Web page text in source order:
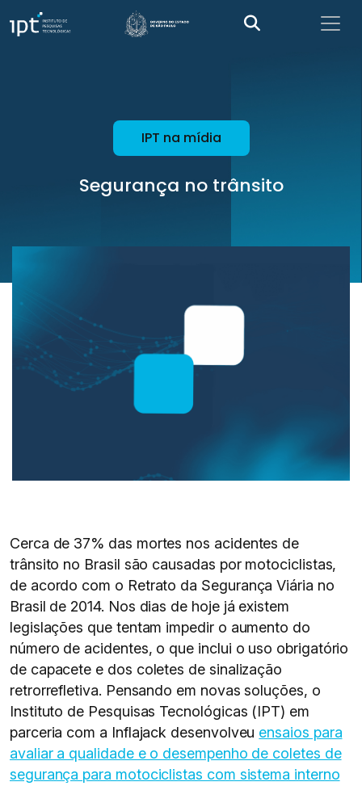
IPT na mídia
Segurança no trânsito
Cerca de 37% das mortes nos acidentes de
trânsito no Brasil são causadas por motociclistas,
de acordo com o Retrato da Segurança Viária no
Brasil de 2014. Nos dias de hoje já existem
legislações que tentam impedir o aumento do
número de acidentes, o que inclui o uso obrigatório
de capacete e dos coletes de sinalização
retrorrefletiva. Pensando em novas soluções, o
Instituto de Pesquisas Tecnológicas (IPT) em
parceria com a Inflajack desenvolveu ensaios para
avaliar a qualidade e o desempenho de coletes de
segurança para motociclistas com sistema interno